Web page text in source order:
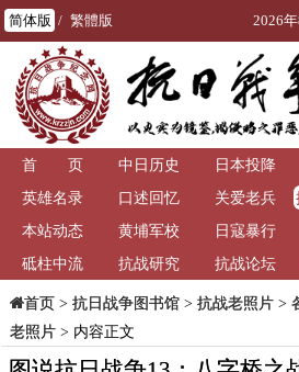
简体版 / 繁體版 2026
首 页 中日历史 日本投降
英雄名录
口述回忆 关爱老兵
本站动态
黄埔军校 日寇暴行
砥柱中流
抗战研究 抗战论坛
首页> 抗日战争图书馆> 抗战老照片>
老照片> 内容正文